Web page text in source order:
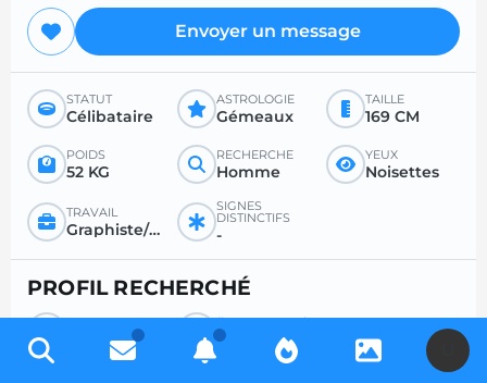
Envoyer un message
STATUT
Célibataire
ASTROLOGIE
Gémeaux
TAILLE
169 CM
POIDS
52 KG
RECHERCHE
Homme
YEUX
Noisettes
TRAVAIL
Graphiste/Programmeur/Webmaster
SIGNES
DISTINCTIFS
-
PROFIL RECHERCHÉ
RECHERCHE
Homme
ÂGE SOUHAITÉ
Entre 18 et 99